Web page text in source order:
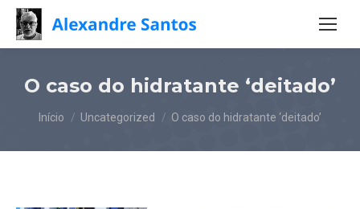
O caso do hidratante ‘deitado’
Você está aqui:
Início Uncategorized O caso do hidratante ‘deitado’